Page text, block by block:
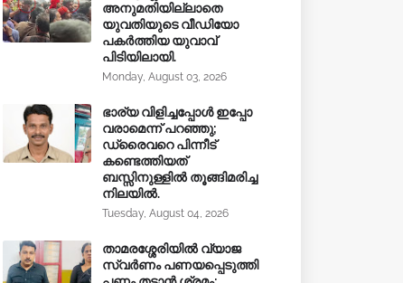
അനുമതിയില്ലാതെ
യുവതിയുടെ വീഡിയോ
പകർത്തിയ യുവാവ്
പിടിയിലായി.
Monday, August 03, 2026
ഭാര്യ വിളിച്ചപ്പോള്‍ ഇപ്പോ
വരാമെന്ന് പറഞ്ഞു;
ഡ്രൈവറെ പിന്നീട്
കണ്ടെത്തിയത്
ബസ്സിനുള്ളില്‍ തൂങ്ങിമരിച്ച
നിലയിൽ.
Tuesday, August 04, 2026
താമരശ്ശേരിയിൽ വ്യാജ
സ്വർണം പണയപ്പെടുത്തി